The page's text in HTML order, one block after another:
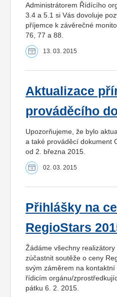
Administrátorem Řídícího
3.4 a 5.1 si Vás dovoluje
příjemce k závěrečné
76, 77 a 88.
13. 03. 2015
Aktualizace
prováděcího
Upozorňujeme, že bylo
a také prováděcí dokument
od 2. března 2015.
02. 03. 2015
Přihlášky na
RegioStars
Žádáme všechny
zúčastnit soutěže o ceny
svým záměrem na
řídicím orgánu/
pátku 6. 2. 2015.